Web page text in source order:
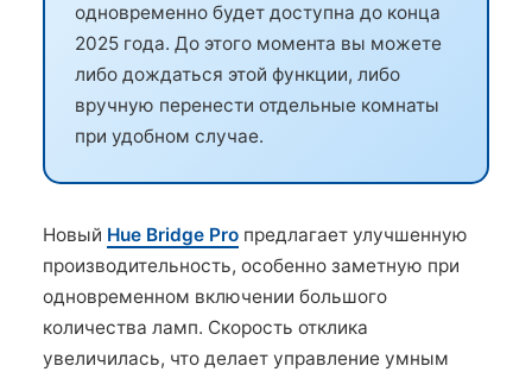
одновременно будет доступна до конца
2025 года. До этого момента вы можете
либо дождаться этой функции, либо
вручную перенести отдельные комнаты
при удобном случае.
Новый Hue Bridge Pro предлагает улучшенную
производительность, особенно заметную при
одновременном включении большого
количества ламп. Скорость отклика
увеличилась, что делает управление умным